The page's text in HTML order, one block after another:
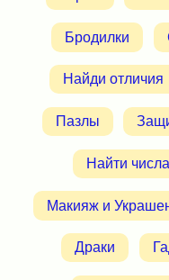
Бродилки
Найди отличия
Пазлы
Найти числа
Макияж и
Драки